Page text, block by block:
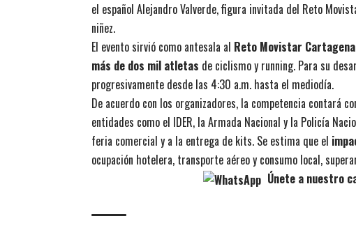
el español Alejandro Valverde, figura invitada del Reto
niñez.
El evento sirvió como antesala al Reto Movistar Cartagena
más de dos mil atletas de ciclismo y running. Para su
progresivamente desde las 4:30 a.m. hasta el mediodía.
De acuerdo con los organizadores, la competencia contará
entidades como el IDER, la Armada Nacional y la Policía
feria comercial y a la entrega de kits. Se estima que el
ocupación hotelera, transporte aéreo y consumo local,
Únete a nuestro